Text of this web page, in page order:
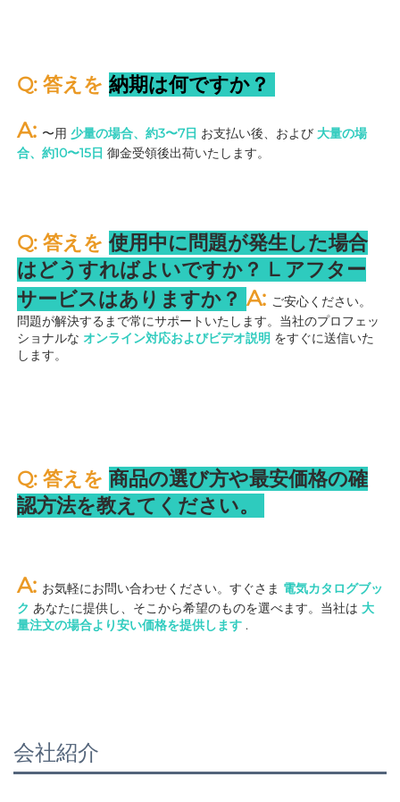
Q: 答えを 納期は何ですか？
A: 〜用 少量の場合、約3〜7日 お支払い後、および 大量の場
合、約10〜15日 御金受領後出荷いたします。
Q: 答えを 使用中に問題が発生した場合
はどうすればよいですか？ L アフター
サービスはありますか？ A: ご安心ください。
問題が解決するまで常にサポートいたします。当社のプロフェッ
ショナルな オンライン対応およびビデオ説明 をすぐに送信いた
します。
Q: 答えを 商品の選び方や最安価格の確
認方法を教えてください。
A: お気軽にお問い合わせください。すぐさま 電気カタログブッ
ク あなたに提供し、そこから希望のものを選べます。当社は 大
量注文の場合より安い価格を提供します .
会社紹介